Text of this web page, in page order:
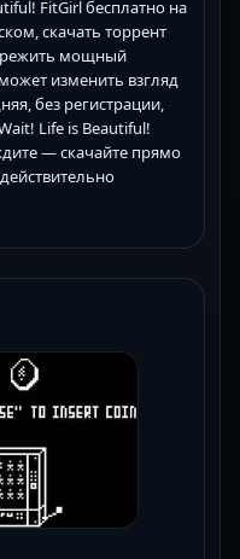
FitGirl бесплатно на
скачать торрент
мощный
изменить взгляд
без регистрации,
Life is Beautiful!
— скачайте прямо